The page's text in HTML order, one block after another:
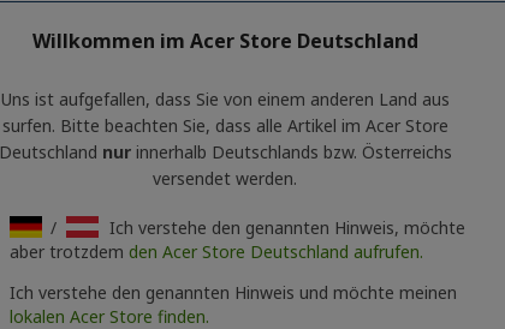
Willkommen im Acer Store Deutschland
Uns ist aufgefallen, dass Sie von einem anderen Land aus
surfen. Bitte beachten Sie, dass alle Artikel im Acer Store
Deutschland nurinnerhalb Deutschlands bzw. Österreichs
versendet werden.
/
Ich verstehe den genannten Hinweis, möchte
aber trotzdem den Acer Store Deutschland aufrufen.
Ich verstehe den genannten Hinweis und möchte meinen
lokalen Acer Store finden.